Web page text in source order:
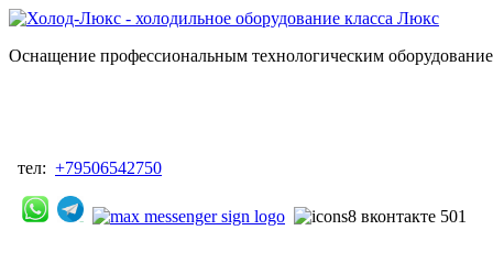
Оснащение профессиональным технологическим
тел: +79506542750